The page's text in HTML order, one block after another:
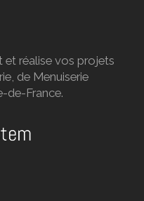
réalise vos projets
de Menuiserie
de-France.